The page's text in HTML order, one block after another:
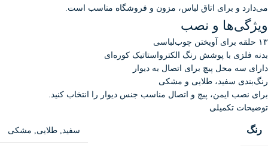
می‌دارد و برای اتاق لباس، مزون و فروشگاه مناسب است.
ویژگی‌ها و نصب
۱۳ حلقه برای آویختن چوب‌لباسی
بدنه فلزی با پوشش رنگ الکترواستاتیک کوره‌ای
دارای سه محل پیچ برای اتصال به دیوار
رنگ‌بندی سفید، طلایی و مشکی
برای نصب ایمن، پیچ و اتصال مناسب جنس دیوار را انتخاب کنید.
توضیحات تکمیلی
رنگ سفید طلایی مشکی